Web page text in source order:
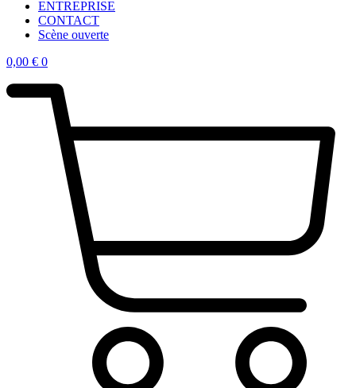
ENTREPRISE
CONTACT
Scène ouverte
0,00 € 0